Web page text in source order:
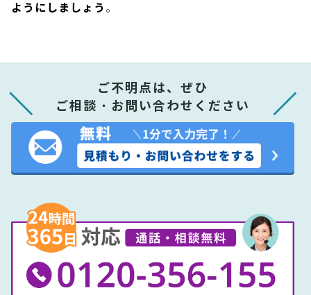
ようにしましょう 。
ご不明点は、ぜひ
ご相談・お問い合わせください